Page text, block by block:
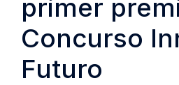
primer
Concurso
Futuro